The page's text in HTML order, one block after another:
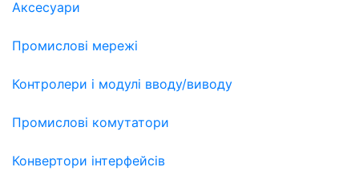
Аксесуари
Промислові мережі
Контролери і модулі вводу/виводу
Промислові комутатори
Конвертори інтерфейсів